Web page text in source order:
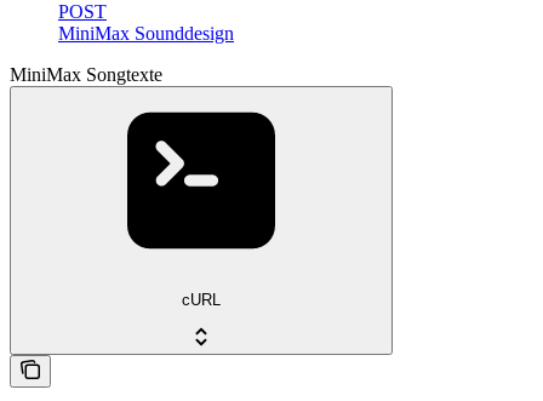
POST
MiniMax Sounddesign
MiniMax Songtexte
cURL